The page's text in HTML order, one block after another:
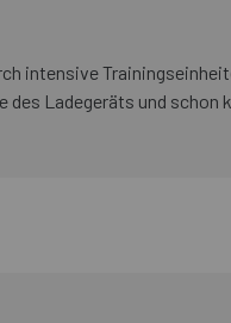
intensive
Ladegeräts und schon